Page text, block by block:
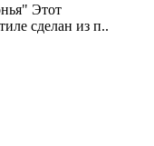
Этот
сделан из п..